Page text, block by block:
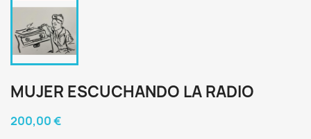
MUJER ESCUCHANDO LA RADIO
200,00 €